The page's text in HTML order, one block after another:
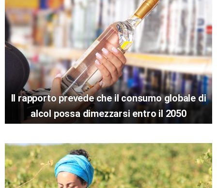
Il rapporto prevede che il consumo globale di
alcol possa dimezzarsi entro il 2050